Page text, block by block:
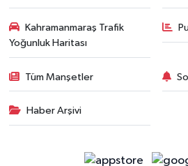
Kahramanmaraş Trafik
Yoğunluk Haritası
Tüm Manşetler
Haber Arşivi